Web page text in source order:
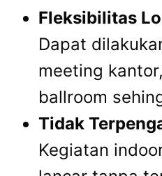
Fleksibilitas
Dapat
meeting
ballroom
Tidak
Kegiatan